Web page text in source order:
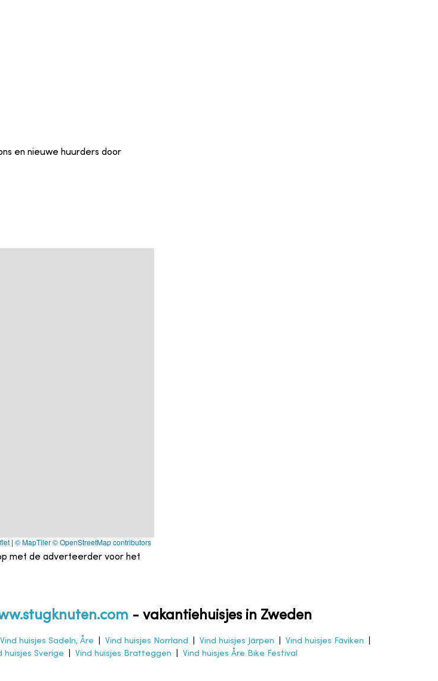
en nieuwe huurders door
| © MapTiler© OpenStreetMap contributors
met de adverteerder voor het
- vakantiehuisjes in Zweden
Vind huisjes Sadeln, Åre Vind huisjes Norrland Vind huisjes Järpen Vind huisjes Fäviken
huisjes Sverige Vind huisjes Bratteggen Vind huisjes Åre Bike Festival